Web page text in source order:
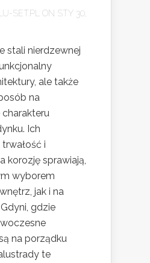
SET.PL
ON STY 30,
stali nierdzewnej
ale także
na
Ich
i
korozję sprawiają,
wyborem
jak i na
gdzie
na porządku
te